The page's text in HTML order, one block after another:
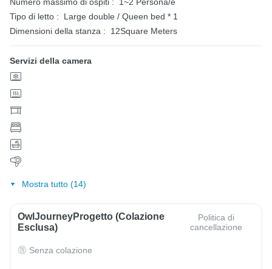
Tipo di letto :
Large double / Queen bed * 1
Dimensioni della stanza :
12Square Meters
Servizi della camera
Mostra tutto (14)
OwlJourneyProgetto (colazione
Esclusa)
Politica di
cancellazione
Senza colazione